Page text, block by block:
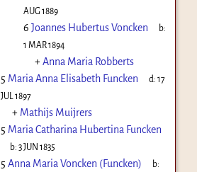
AUG 1889
6 Joannes Hubertus Voncken
b:
1 MAR 1894
+Anna Maria Robberts
5 Maria Anna Elisabeth Funcken d:17
JUL 1897
+ Mathijs Muijrers
5 Maria Catharina Hubertina Funcken
b:3 JUN 1835
5 Anna Maria Voncken (Funcken)
b: